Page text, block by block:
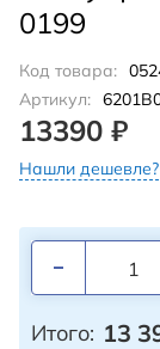
0199
Код товара:
Артикул:
13390 ₽
Нашли дешевле?
Итого: 13